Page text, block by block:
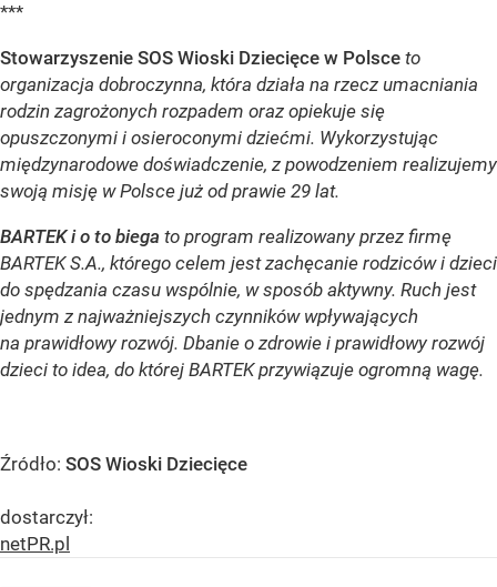
***
Stowarzyszenie SOS Wioski Dziecięce w Polsce to
organizacja dobroczynna, która działa na rzecz umacniania
rodzin zagrożonych rozpadem oraz opiekuje się
opuszczonymi i osieroconymi dziećmi. Wykorzystując
międzynarodowe doświadczenie, z powodzeniem realizujemy
swoją misję w Polsce już od prawie 29 lat.
BARTEK i o to biega to program realizowany przez firmę
BARTEK S.A., którego celem jest zachęcanie rodziców i dzieci
do spędzania czasu wspólnie, w sposób aktywny. Ruch jest
jednym z najważniejszych czynników wpływających
na prawidłowy rozwój. Dbanie o zdrowie i prawidłowy rozwój
dzieci to idea, do której BARTEK przywiązuje ogromną wagę.
Źródło: SOS Wioski Dziecięce
dostarczył:
netPR.pl